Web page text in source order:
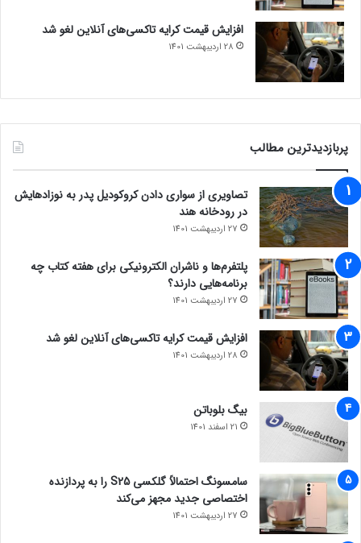
از آن کمک بگیرید.
مجله خبری lastech
افزایش قیمت کرایه تاکسی‌های آنلاین لغو شد
28 اردیبهشت 1401
پربازدیدترین مطالب
تصاویری از سواری دادن کروکودیل پدر به نوزادهایش
در رودخانه هند
27 اردیبهشت 1401
پلتفرم‌ها و ناشران الکترونیکی برای هفته کتاب چه
برنامه‌هایی دارند؟
27 اردیبهشت 1401
افزایش قیمت کرایه تاکسی‌های آنلاین لغو شد
28 اردیبهشت 1401
بیگ بلوباتن
21 اسفند 1401
سامسونگ احتمالاً گلکسی S25 را به پردازنده
اختصاصی جدید مجهز می‌کند
27 اردیبهشت 1401